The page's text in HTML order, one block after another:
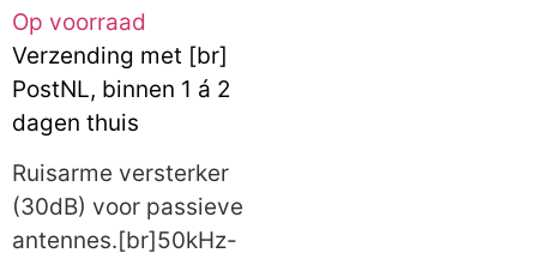
Op voorraad
Verzending met [br]
PostNL, binnen 1 á 2
dagen thuis
Ruisarme versterker
(30dB) voor passieve
antennes.[br]50kHz-